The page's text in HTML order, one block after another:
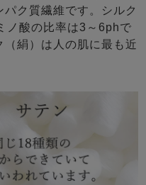
ク質繊維です。シルク
ノ酸の比率は3～6phで
（絹）は人の肌に最も近